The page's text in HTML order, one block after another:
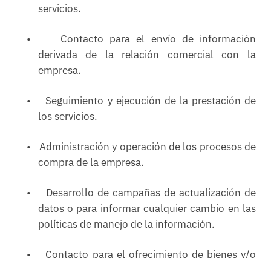
servicios.
•
Contacto para el envío de información
derivada de la relación comercial con la
empresa.
•
Seguimiento y ejecución de la prestación de
los servicios.
•
Administración y operación de los procesos de
compra de la empresa.
•
Desarrollo de campañas de actualización de
datos o para informar cualquier cambio en las
políticas de manejo de la información.
• Contacto para el ofrecimiento de bienes y/o